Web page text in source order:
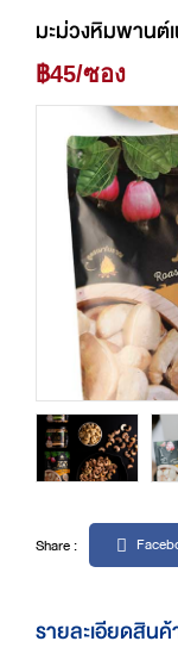
มะม่วงหิมพานต์
฿45/ซอง
Share :
รายละเอียดสินค้